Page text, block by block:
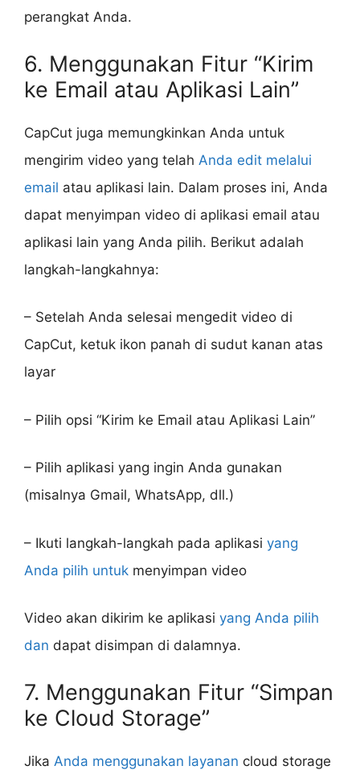
perangkat Anda.
6. Menggunakan Fitur “Kirim
ke Email atau Aplikasi Lain”
CapCut juga memungkinkan Anda untuk
mengirim video yang telah Anda edit melalui
email atau aplikasi lain. Dalam proses ini, Anda
dapat menyimpan video di aplikasi email atau
aplikasi lain yang Anda pilih. Berikut adalah
langkah-langkahnya:
– Setelah Anda selesai mengedit video di
CapCut, ketuk ikon panah di sudut kanan atas
layar
– Pilih opsi “Kirim ke Email atau Aplikasi Lain”
– Pilih aplikasi yang ingin Anda gunakan
(misalnya Gmail, WhatsApp, dll.)
– Ikuti langkah-langkah pada aplikasi yang
Anda pilih untuk menyimpan video
Video akan dikirim ke aplikasi yang Anda pilih
dan dapat disimpan di dalamnya.
7. Menggunakan Fitur “Simpan
ke Cloud Storage”
Jika Anda menggunakan layanan cloud storage